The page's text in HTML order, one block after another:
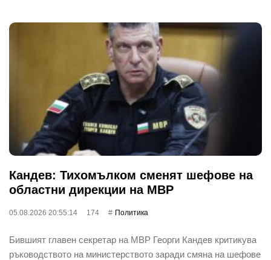
Кандев: Тихомълком сменят шефове на
областни дирекции на МВР
05.08.2026 20:55:14 174 Политика
Бившият главен секретар на МВР Георги Кандев критикува
ръководството на министерството заради смяна на шефове